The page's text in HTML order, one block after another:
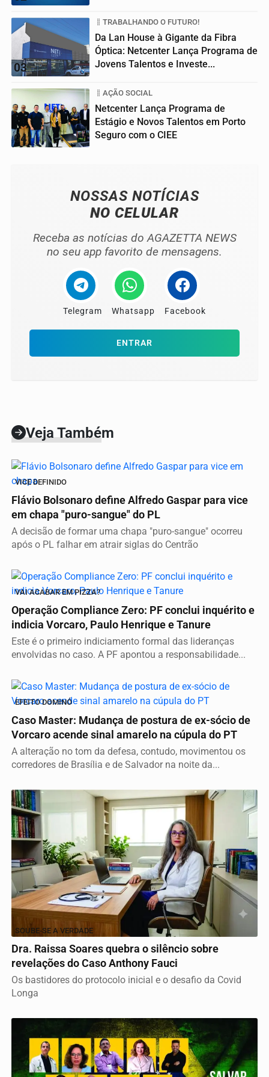
03
TRABALHANDO O FUTURO!
Da Lan House à Gigante da Fibra
Óptica: Netcenter Lança Programa de
Jovens Talentos e Investe...
04
AÇÃO SOCIAL
Netcenter Lança Programa de
Estágio e Novos Talentos em Porto
Seguro com o CIEE
NOSSAS NOTÍCIAS
NO CELULAR
Receba as notícias do AGAZETTA NEWS
no seu app favorito de mensagens.
Telegram Whatsapp Facebook
ENTRAR
Veja Também
VICE DEFINIDO
Flávio Bolsonaro define Alfredo Gaspar para vice
em chapa "puro-sangue" do PL
A decisão de formar uma chapa "puro-sangue" ocorreu
após o PL falhar em atrair siglas do Centrão
VAI ACABAR EM PIZZA?
Operação Compliance Zero: PF conclui inquérito e
indicia Vorcaro, Paulo Henrique e Tanure
Este é o primeiro indiciamento formal das lideranças
envolvidas no caso. A PF apontou a responsabilidade...
EFEITO DOMINÓ
Caso Master: Mudança de postura de ex-sócio de
Vorcaro acende sinal amarelo na cúpula do PT
A alteração no tom da defesa, contudo, movimentou os
corredores de Brasília e de Salvador na noite da...
SOUBE-SE A VERDADE
Dra. Raissa Soares quebra o silêncio sobre
revelações do Caso Anthony Fauci
Os bastidores do protocolo inicial e o desafio da Covid
Longa